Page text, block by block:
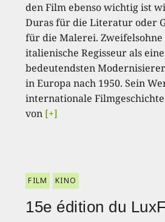
den Film ebenso wichtig ist
Duras für die Literatur oder
für die Malerei.
italienische Regisseur als
bedeutendsten
in Europa nach 1950. Sein
internationale
von [+]
FILM KINO
15e édition du